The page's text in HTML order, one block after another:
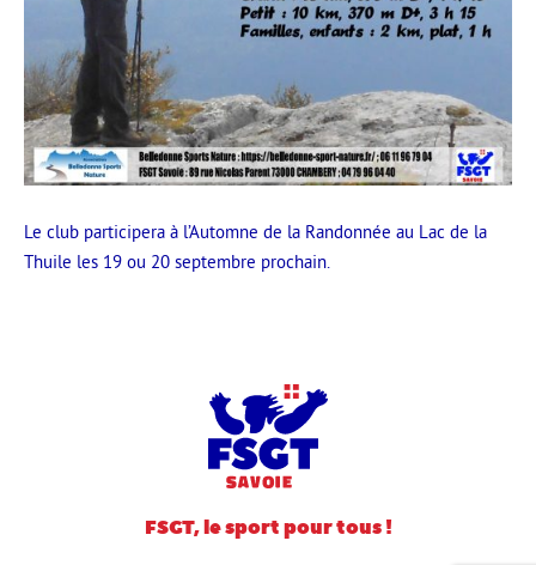
Le club participera à l’Automne de la Randonnée au Lac de la
Thuile les 19 ou 20 septembre prochain.
FSGT, le sport pour tous !